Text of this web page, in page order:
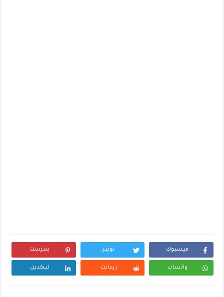
فيسبوك تويتر بنترست
واتساب ريدايت لينكدين